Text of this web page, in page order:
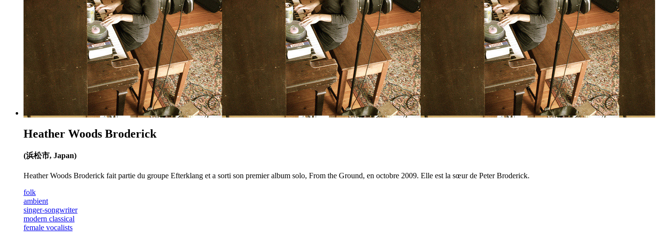
Heather Woods Broderick
(浜松市, Japan)
Heather Woods Broderick fait partie du groupe Efterklang et a sorti son premier album solo, From the Ground, en octobre 2009. Elle est la sœur de Peter Broderick.
folk
ambient
singer-songwriter
modern classical
female vocalists